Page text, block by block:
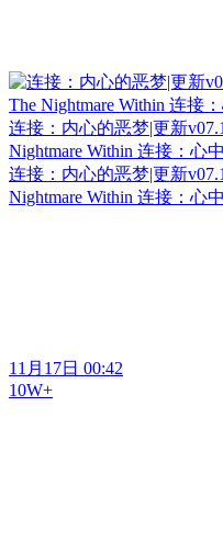
连接：内心的恶梦|更新
Nightmare Within 连接：心
连接：内心的恶梦|更新
Nightmare Within 连接：心
11月17日 00:42
10W+